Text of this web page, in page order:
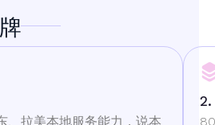
、拉美本地服务能力 ，说本
2.